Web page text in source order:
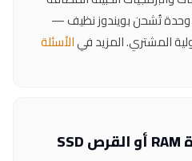
وحدة تُشحن بويندوز نظيف —
المشتري. المزيد فيالأسئلة
هل ترقية الذاكرة RAM أو القرص SSD